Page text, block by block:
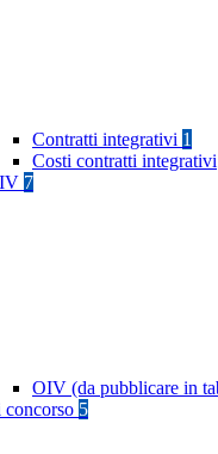
Contratti integrativi 1
Costi contratti integrativi
7
OIV (da pubblicare in
5